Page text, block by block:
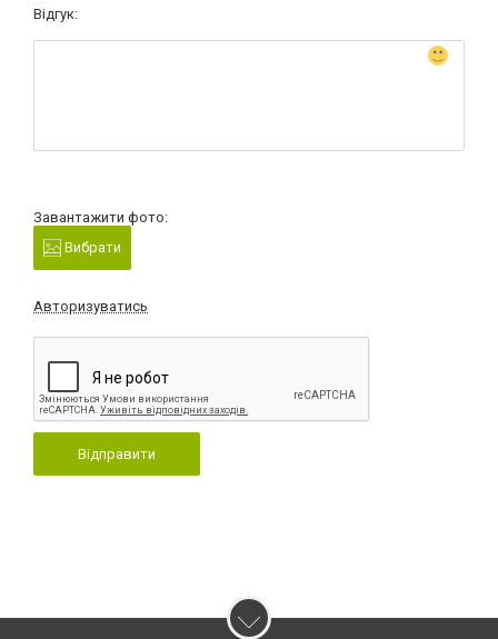
Відгук:
Завантажити фото:
Вибрати
Авторизуватись
Відправити